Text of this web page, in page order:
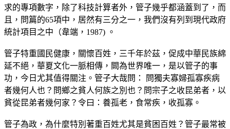
求的專項數字，除了科技計算者外，管子幾乎都涵蓋到了，而
且，問篇的65項中，居然有三分之一，我們沒有列到現代政府
統計項目之中（韋端，1987) 。
管子特重國民健康，關懷百姓，三千年於茲，促成中華民族綿
延不絕，華夏文化一脈相傳，闕為世界唯一，是以管子的事
功，今日尤其值得關注。管子大哉問： 問獨夫寡婦孤寡疾病
者幾何人也？問鄉之貧人何族之別也？問宗子之收昆弟者，以
貧從昆弟者幾何家？令曰：養孤老，食常疾，收孤寡。
管子為政，為什麼特別著重百姓尤其是貧困百姓？管子最常被